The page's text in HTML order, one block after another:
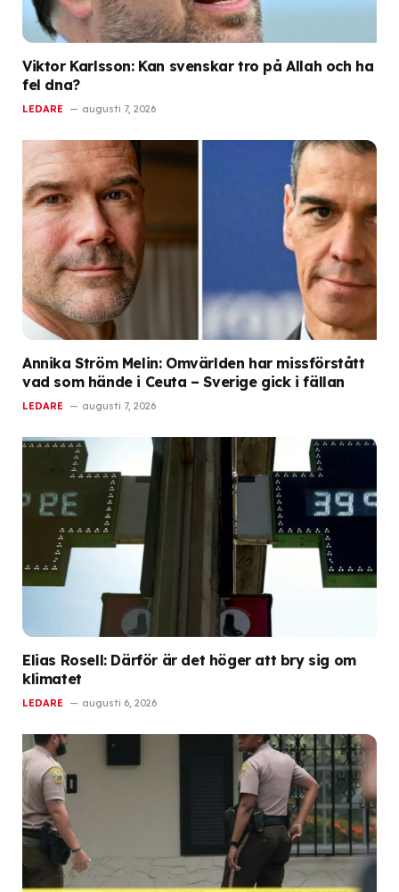
Viktor Karlsson: Kan svenskar tro på Allah och ha
fel dna?
LEDARE augusti 7, 2026
Annika Ström Melin: Omvärlden har missförstått
vad som hände i Ceuta – Sverige gick i fällan
LEDARE augusti 7, 2026
Elias Rosell: Därför är det höger att bry sig om
klimatet
LEDARE augusti 6, 2026